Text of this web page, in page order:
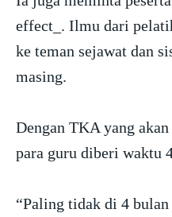
effect_. Ilmu dari
ke teman sejawat dan
masing.
Dengan TKA yang
para guru diberi waktu
“Paling tidak di 4